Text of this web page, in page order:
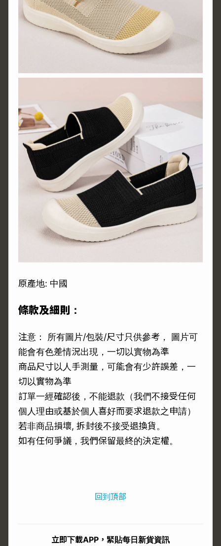
原產地: 中國
條款及細則：
注意： 所有圖片/包裝/尺寸只供參考， 圖片可
能會有色差情況出現，一切以實物為準
商品尺寸以人手測量，可能會有少許誤差，一
切以實物為準
訂單一經確認後，不能退款（我們不接受任何
個人理由或基於個人喜好而要求退款之申請）
若非商品損壞, 拆封後不接受退換貨。
如有任何爭議，我們保留最終的決定權。
回到頂部
立即下載APP，緊貼每日新貨資訊